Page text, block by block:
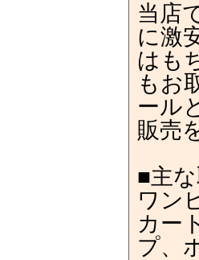
当店
に激
はも
もお
ール
販売
■主
ワン
カー
プ、